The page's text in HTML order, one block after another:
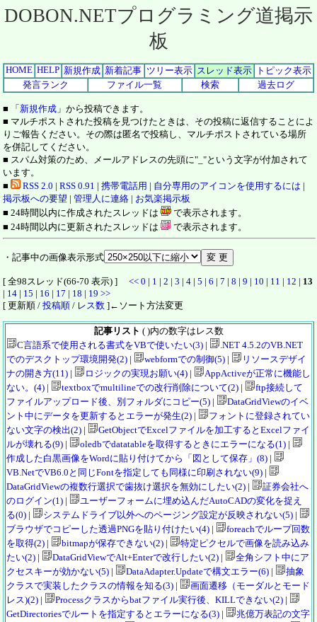
DOBON.NETプログラミング道掲示
板
HOME HELP 新規作成 新着記事 ツリー表示 スレッド表示
トピック表示
発言ランク
ファイル一覧 検索 過去ログ
■ 「新規作成 」から投稿できます。
■ マルチポストされた投稿を見つけたときは、その投稿に返信することによ
りご報告ください。その際は匿名で投稿し、マルチポストされている場所
を併記してください。
■ スパム対策のため、メールアドレスの先頭に"_"という文字が付加されて
います。
■
RSS 2.0 | RSS 0.91 | 携帯電話用 | 自分専用のアイコンを使用するには |
掲示板への要望 | 管理人に連絡 | お気楽掲示板
■ 24時間以内に作成されたスレッドは
で表示されます。
■ 24時間以内に更新されたスレッドは
で表示されます。
・記事中の画像表示形式
[ 全98スレッド(66-70 表示) ] << 0 | 1 | 2 | 3 | 4 | 5 | 6 | 7 | 8 | 9 | 10 | 11 | 12 | 13
| 14 | 15 | 16 | 17 | 18 | 19 >>
[ 更新順 / 投稿順 / レス数 ]←ソート方法変更
記事リスト ( )内の数字はレス数
C言語系で使用される書式をVBで使いたい(3) |
.NET 4.5.2のVB.NET
でのデスクトップ環境開発(2) | webformでの制御(5) |
リソースデザイ
ナの開き方(11) | ロジックの実現お願い(4) |
AppActiveが正常に機能し
ない。(4) | textboxでmultilineでの改行削除について(2) |
ftp接続して
ファイルアップロード後、別フォルダにコピー(5) |
DataGridViewのイベ
ント中にデータを更新するとエラーが発生(2) |
フォントに登録されてい
ない文字の検出(2) |
GetObjectでExcelファイルを加工するとExcelファイ
ルが壊れる(9) | oledbでdatatableを取得するときにエラーになる(1) |
作成した白黒画像をWordに貼り付けてから「図として保存」(8) |
VB.NetでVB6.0と同じFontを指定しても同様に印刷されない(9) |
DataGridViewの複数行選択で歯抜け選択を無効にしたい(2) |
証券会社へ
のログイン(1) |
ユーザーフォームに埋め込んだAutoCADの変化を捉え
る(0) | システムドライブ以外へのページング設定が反映されない(5) |
ブラウザでコピーした透過PNGを貼り付けたい(4) |
foreachでループ回数
を取得(2) | bitmapが保存できない(2) |
特定ピクセルで画像を読み込み
たい(2) | DataGridViewでAlt+Enterで改行したい(2) |
全角シフト中にア
クセスキーが効かない(5) | DataAdapter.Updateで構文エラー(6) |
抽象
クラスで実装したクラスの情報を知る(3) |
画面遷移（モーダルとモード
レス)(2) | Processクラスからbatファイル実行後、KILLできない(2) |
GetDirectoriesでルートを指定するとエラーになる(3) |
兆億万表記の文字